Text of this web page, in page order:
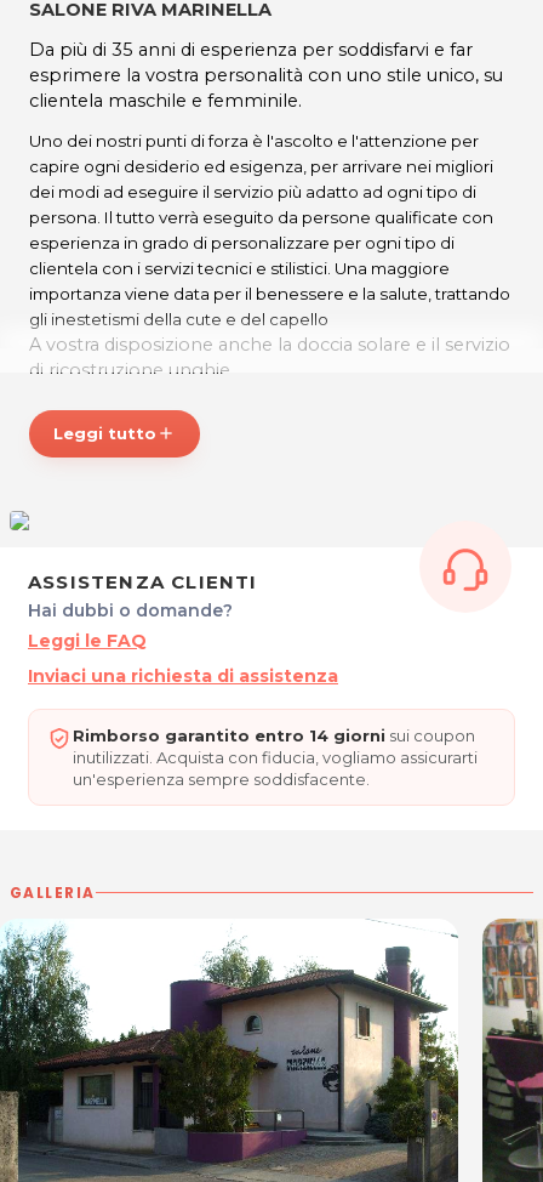
SALONE RIVA MARINELLA
Da più di 35 anni di esperienza per soddisfarvi e far
esprimere la vostra personalità con uno stile unico, su
clientela maschile e femminile.
Uno dei nostri punti di forza è l'ascolto e l'attenzione per
capire ogni desiderio ed esigenza, per arrivare nei migliori
dei modi ad eseguire il servizio più adatto ad ogni tipo di
persona. Il tutto verrà eseguito da persone qualificate con
esperienza in grado di personalizzare per ogni tipo di
clientela con i servizi tecnici e stilistici. Una maggiore
importanza viene data per il benessere e la salute, trattando
gli inestetismi della cute e del capello
A vostra disposizione anche la doccia solare e il servizio
di ricostruzione unghie.
Per l'appuntamento più importante della Vostra vita
servizio "total-look" per sposa e sposo, anche a
domicilio.
Ven – Sab: 8.30 -18.00
RIVA MARINELLA
Via Cavour, 38
Tel.0432 849546
P.IVA 00567650304
Per ulteriori informazioni sull'offerta o sulle
modalità di acquisto scrivi aposta@espevia.it
Leggi tutto add
ASSISTENZA CLIENTI
Hai dubbi o domande?
Leggi le FAQ
Inviaci una richiesta di assistenza
Rimborso garantito entro 14 giorni sui coupon
inutilizzati. Acquista con fiducia, vogliamo assicurarti
un'esperienza sempre soddisfacente.
GALLERIA